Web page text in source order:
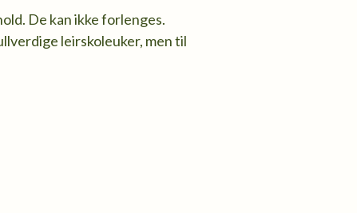
De kan ikke forlenges.
leirskoleuker, men til